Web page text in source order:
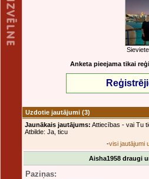
Anketa pieejama tikai
Uzdotie jautājumi (3)
Jaunākais jautājums: Attiecības - vai Tu
Atbilde: Ja, ticu
-visi jautājumi
Aisha1958 draugi
Paziņas: